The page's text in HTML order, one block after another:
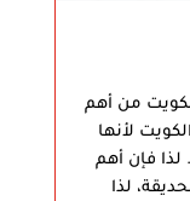
من أهم
لأنها
لذا فإن أهم
لذا